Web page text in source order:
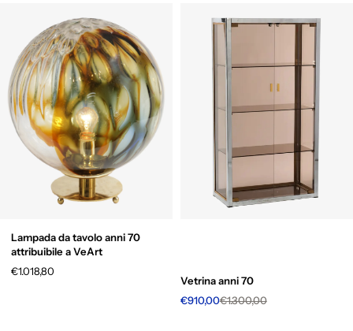
Lampada da tavolo anni 70
attribuibile a VeArt
€1.018,80
Vetrina anni 70
€910,00€1.300,00